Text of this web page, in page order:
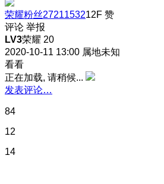
荣耀粉丝2721153212F 赞
评论 举报
LV3荣耀 20
2020-10-11 13:00 属地未知
看看
正在加载, 请稍候...
发表评论…
84
12
14